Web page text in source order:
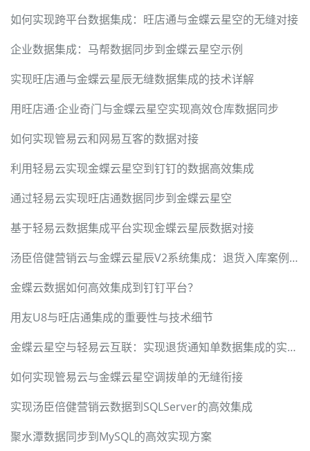
如何实现跨平台数据集成：旺店通与金蝶云星空的无缝对接
企业数据集成：马帮数据同步到金蝶云星空示例
实现旺店通与金蝶云星辰无缝数据集成的技术详解
用旺店通·企业奇门与金蝶云星空实现高效仓库数据同步
如何实现管易云和网易互客的数据对接
利用轻易云实现金蝶云星空到钉钉的数据高效集成
通过轻易云实现旺店通数据同步到金蝶云星空
基于轻易云数据集成平台实现金蝶云星辰数据对接
汤臣倍健营销云与金蝶云星辰V2系统集成：退货入库案例详解
金蝶云数据如何高效集成到钉钉平台？
用友U8与旺店通集成的重要性与技术细节
金蝶云星空与轻易云互联：实现退货通知单数据集成的实战案例
如何实现管易云与金蝶云星空调拨单的无缝衔接
实现汤臣倍健营销云数据到SQLServer的高效集成
聚水潭数据同步到MySQL的高效实现方案